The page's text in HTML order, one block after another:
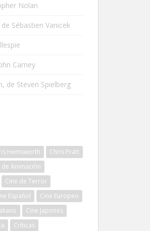
Nolan
Sébastien Vanicek
Carney
de Steven Spielberg
Hemsworth
Chris Pratt
de Animación
Cine de Terror
Español
Cine Europeo
Cine Japonés
Críticas